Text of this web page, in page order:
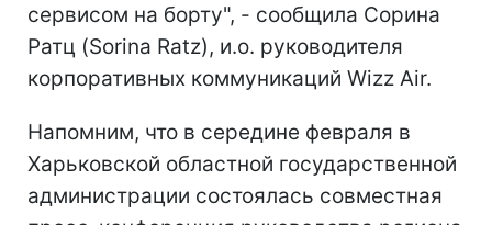
сервисом на борту", - сообщила Сорина
Ратц (Sorina Ratz), и.о. руководителя
корпоративных коммуникаций Wizz Air.
Напомним, что в середине февраля в
Харьковской областной государственной
администрации состоялась совместная